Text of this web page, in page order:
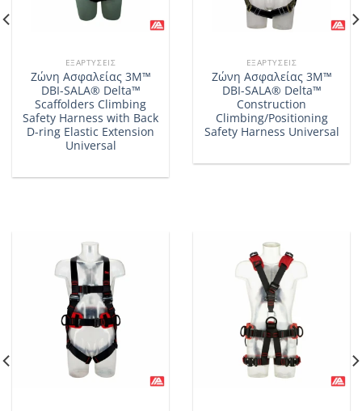
ΕΞΑΡΤΎΣΕΙΣ
Ζώνη Ασφαλείας 3M™
DBI-SALA® Delta™
Scaffolders Climbing
Safety Harness with Back
D-ring Elastic Extension
Universal
ΕΞΑΡΤΎΣΕΙΣ
Ζώνη Ασφαλείας 3M™
DBI-SALA® Delta™
Construction
Climbing/Positioning
Safety Harness Universal